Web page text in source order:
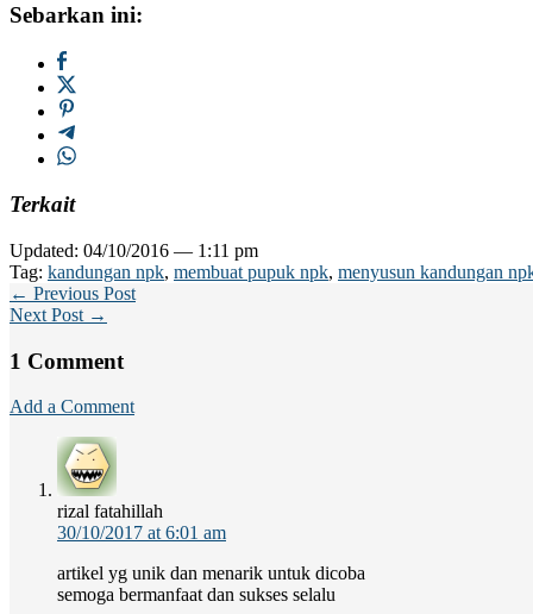
Sebarkan ini:
Terkait
Updated: 04/10/2016 — 1:11 pm
Tag: kandungan npk, membuat pupuk npk, menyusun kandungan
← Previous Post
Next Post →
1 Comment
Add a Comment
rizal fatahillah
30/10/2017 at 6:01 am
artikel yg unik dan menarik untuk dicoba
semoga bermanfaat dan sukses selalu